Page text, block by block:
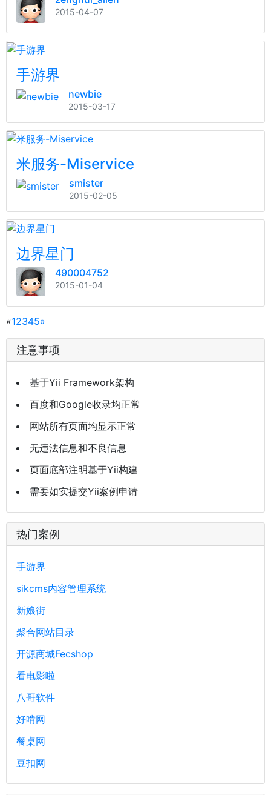
2015-04-07
手游界
newbie
2015-03-17
米服务-Miservice
smister
2015-02-05
边界星门
490004752
2015-01-04
«12345»
注意事项
基于Yii Framework架构
百度和Google收录均正常
网站所有页面均显示正常
无违法信息和不良信息
页面底部注明基于Yii构建
需要如实提交Yii案例申请
热门案例
手游界
sikcms内容管理系统
新娘街
聚合网站目录
开源商城Fecshop
看电影啦
八哥软件
好啃网
餐桌网
豆扣网